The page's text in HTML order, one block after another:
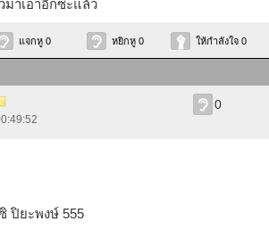
าเอาอีกซะแล้ว
แจกหู 0 หยิกหู 0 ให้กำลังใจ 0
0
ปิยะพงษ์ 555